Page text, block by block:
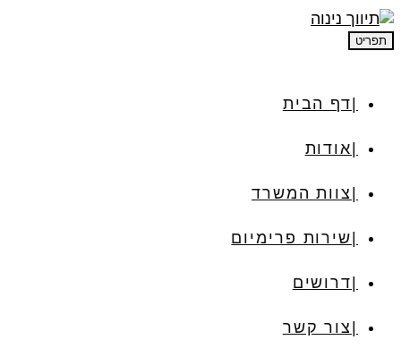
תפריט
דף הבית
אודות
צוות המשרד
שירות פרימיום
דרושים
צור קשר